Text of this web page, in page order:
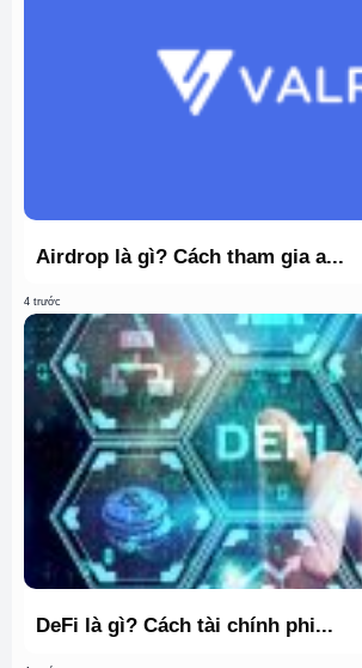
Airdrop là gì? Cách tham gia a...
4 trước
DeFi là gì? Cách tài chính phi...